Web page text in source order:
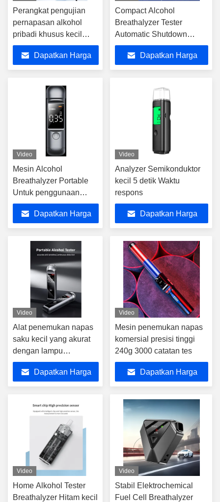
Perangkat pengujian
pernapasan alkohol
pribadi khusus kecil
dengan petunjuk cahaya
yang berbeda
Dapatkan Harga
Compact Alcohol
Breathalyzer Tester
Automatic Shutdown
Untuk Penggunaan
Pribadi
Dapatkan Harga
Video
Mesin Alcohol
Breathalyzer Portable
Untuk penggunaan
pribadi Uji XJ1000
Dapatkan Harga
Video
Analyzer Semikonduktor
kecil 5 detik Waktu
respons
Dapatkan Harga
Video
Alat penemukan napas
saku kecil yang akurat
dengan lampu
pengujian alkohol
Dapatkan Harga
Video
Mesin penemukan napas
komersial presisi tinggi
240g 3000 catatan tes
Dapatkan Harga
Video
Home Alkohol Tester
Breathalyzer Hitam kecil
Video
Stabil Elektrochemical
Fuel Cell Breathalyzer